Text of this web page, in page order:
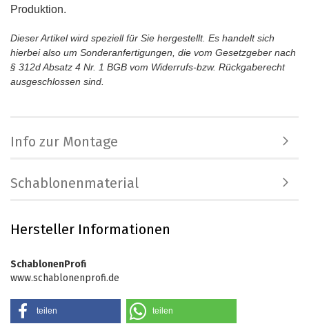
Produktion.
Dieser Artikel wird speziell für Sie hergestellt. Es handelt sich
hierbei also um Sonderanfertigungen, die vom Gesetzgeber nach
§ 312d Absatz 4 Nr. 1 BGB vom Widerrufs-bzw. Rückgaberecht
ausgeschlossen sind.
Info zur Montage
Schablonenmaterial
Hersteller Informationen
SchablonenProfi
www.schablonenprofi.de
teilen teilen